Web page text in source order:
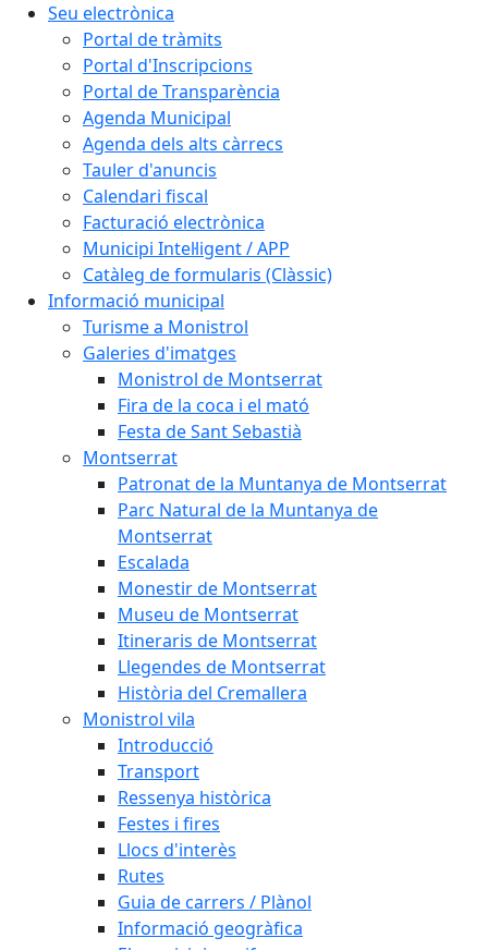
Seu electrònica
Portal de tràmits
Portal d'Inscripcions
Portal de Transparència
Agenda Municipal
Agenda dels alts càrrecs
Tauler d'anuncis
Calendari fiscal
Facturació electrònica
Municipi Intel·ligent / APP
Catàleg de formularis (Clàssic)
Informació municipal
Turisme a Monistrol
Galeries d'imatges
Monistrol de Montserrat
Fira de la coca i el mató
Festa de Sant Sebastià
Montserrat
Patronat de la Muntanya de Montserrat
Parc Natural de la Muntanya de
Montserrat
Escalada
Monestir de Montserrat
Museu de Montserrat
Itineraris de Montserrat
Llegendes de Montserrat
Història del Cremallera
Monistrol vila
Introducció
Transport
Ressenya històrica
Festes i fires
Llocs d'interès
Rutes
Guia de carrers / Plànol
Informació geogràfica